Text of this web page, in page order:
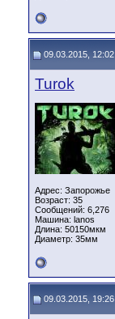
09.03.2015, 12:02
Turok
Адрес: Запорожье
Возраст: 35
Сообщений: 6,276
Машина: lanos
Длина: 50150мкм
Диаметр: 35мм
09.03.2015, 19:26